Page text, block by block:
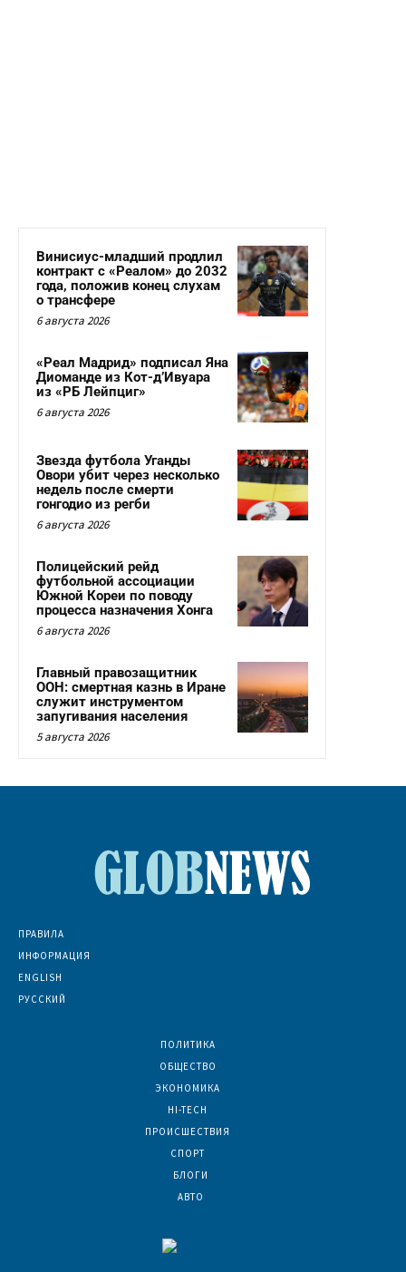
Винисиус-младший продлил
контракт с «Реалом» до 2032
года, положив конец слухам
о трансфере
6 августа 2026
«Реал Мадрид» подписал Яна
Диоманде из Кот-д’Ивуара
из «РБ Лейпциг»
6 августа 2026
Звезда футбола Уганды
Овори убит через несколько
недель после смерти
гонгодио из регби
6 августа 2026
Полицейский рейд
футбольной ассоциации
Южной Кореи по поводу
процесса назначения Хонга
6 августа 2026
Главный правозащитник
ООН: смертная казнь в Иране
служит инструментом
запугивания населения
5 августа 2026
ПРАВИЛА
ИНФОРМАЦИЯ
ENGLISH
РУССКИЙ
ПОЛИТИКА
ОБЩЕСТВО
ЭКОНОМИКА
HI-TECH
ПРОИСШЕСТВИЯ
СПОРТ
БЛОГИ
АВТО